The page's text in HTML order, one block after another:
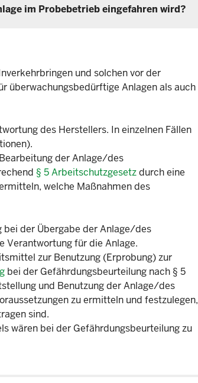
im Probebetrieb eingefahren wird?
und solchen vor der
überwachungsbedürftige Anlagen als auch
des Herstellers. In einzelnen Fällen
der Anlage/des
§ 5 Arbeitschutzgesetzdurch eine
welche Maßnahmen des
bei der Übergabe der Anlage/des
Verantwortung für die Anlage.
zur Benutzung (Erprobung) zur
bei der Gefährdungsbeurteilung nach § 5
und Benutzung der Anlage/des
zu ermitteln und festzulegen,
sind.
wären bei der Gefährdungsbeurteilung zu